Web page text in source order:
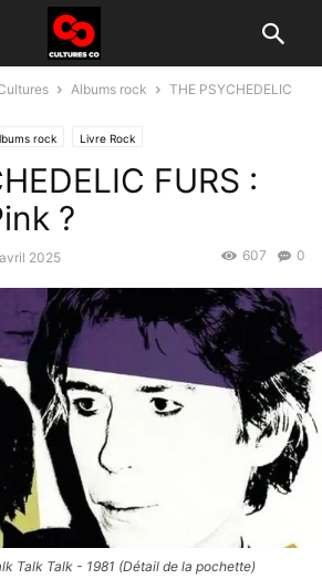
Albums rock
THE PSYCHEDELIC
rock Livre Rock
Histoire du rock New Wave Single rock
FURS :
?
2025 0
607
Talk Talk - 1981 (Détail de la pochette)